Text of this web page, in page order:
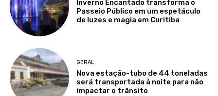
Inverno Encantado transforma o
Passeio Público em um espetáculo
de luzes e magia em Curitiba
GERAL
Nova estação-tubo de 44 toneladas
será transportada à noite para não
impactar o trânsito